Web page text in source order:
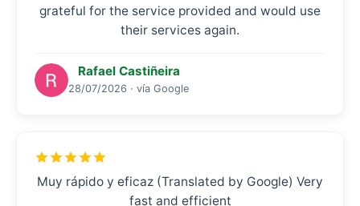
grateful for the service provided and would use
their services again.
Rafael Castiñeira
28/07/2026 · vía Google
Muy rápido y eficaz (Translated by Google) Very
fast and efficient